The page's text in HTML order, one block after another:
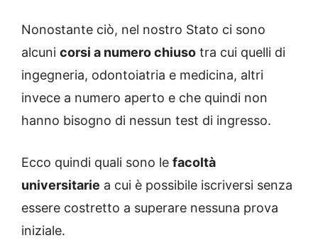
Nonostante ciò, nel nostro Stato ci sono
alcuni corsi a numero chiuso tra cui quelli di
ingegneria, odontoiatria e medicina, altri
invece a numero aperto e che quindi non
hanno bisogno di nessun test di ingresso.
Ecco quindi quali sono le facoltà
universitarie a cui è possibile iscriversi senza
essere costretto a superare nessuna prova
iniziale.